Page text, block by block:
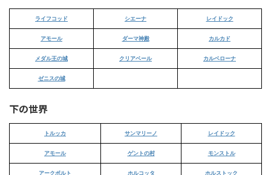
ライフコッド シエーナ レイドック
アモール ダーマ神殿 カルカド
メダル王の城 クリアベール カルベローナ
ゼニスの城
下の世界
トルッカ サンマリーノ レイドック
アモール ゲントの村 モンストル
アークボルト ホルコッタ ホルストック